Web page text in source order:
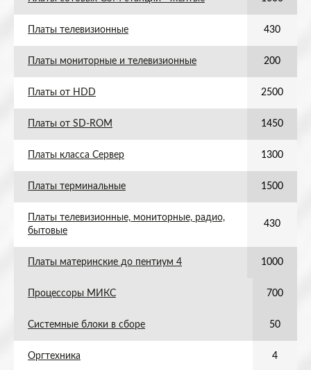
Платы телевизионные 430
Платы мониторные и телевизионные 200
Платы от HDD 2500
Платы от SD-ROM 1450
Платы класса Сервер 1300
Платы терминальные 1500
Платы телевизионные, мониторные, радио,
бытовые
430
Платы материнские до пентиум 4 1000
Процессоры МИКС 700
Системные блоки в сборе 50
Оргтехника 4